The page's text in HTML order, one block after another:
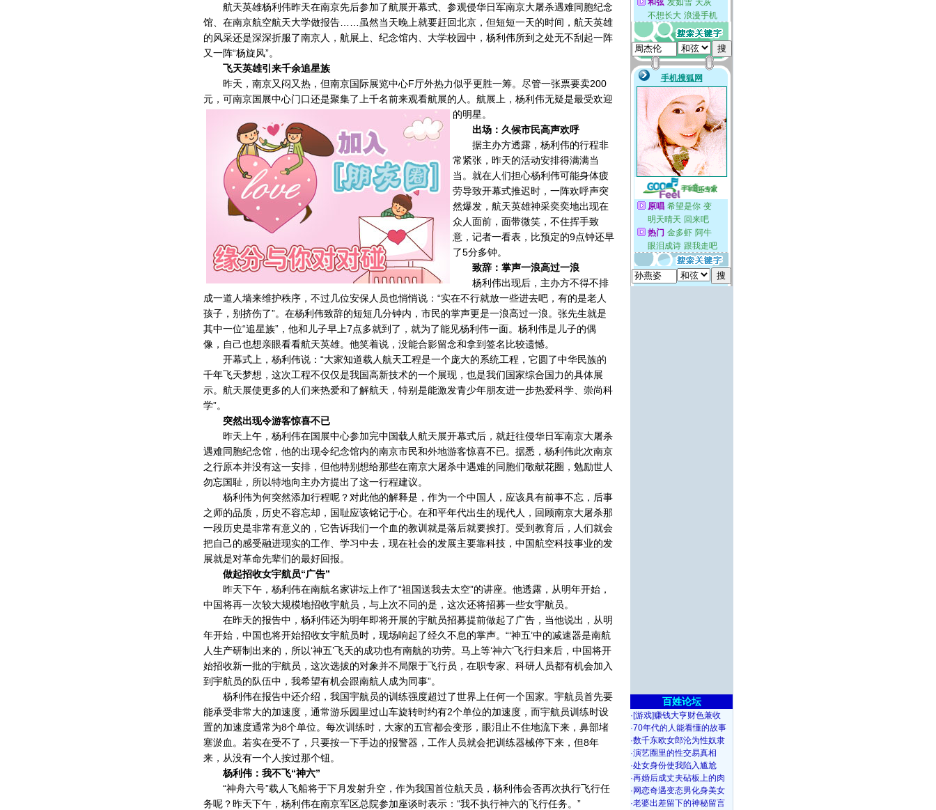
航天英雄杨利伟昨天在南京先后参加了航展开幕式、参观侵华日军南京大屠杀遇难同胞纪念
馆、在南京航空航天大学做报告……虽然当天晚上就要赶回北京，但短短一天的时间，航天英雄
的风采还是深深折服了南京人，航展上、纪念馆内、大学校园中，杨利伟所到之处无不刮起一阵
又一阵“杨旋风”。
飞天英雄引来千余追星族
昨天，南京又闷又热，但南京国际展览中心F厅外热力似乎更胜一筹。尽管一张票要卖200
元，可南京国展中心门口还是聚集了上千名前来观看航展的人。 航展上，杨利伟无疑是最受欢迎
的明星。
出场：久候市民高声欢呼
据主办方透露，杨利伟的行程非
常紧张，昨天的活动安排得满满当
当。就在人们担心杨利伟可能身体疲
劳导致开幕式推迟时，一阵欢呼声突
然爆发，航天英雄神采奕奕地出现在
众人面前，面带微笑，不住挥手致
意，记者一看表，比预定的9点钟还早
了5分多钟。
致辞：掌声一浪高过一浪
杨利伟出现后，主办方不得不排
成一道人墙来维护秩序，不过几位安保人员也悄悄说：“实在不行就放一些进去吧，有的是老人
孩子，别挤伤了”。在杨利伟致辞的短短几分钟内，市民的掌声更是一浪高过一浪。张先生就是
其中一位“追星族”，他和儿子早上7点多就到了，就为了能见杨利伟一面。杨利伟是儿子的偶
像，自己也想亲眼看看航天英雄。他笑着说，没能合影留念和拿到签名比较遗憾。
开幕式上，杨利伟说：“大家知道载人航天工程是一个庞大的系统工程，它圆了中华民族的
千年飞天梦想，这次工程不仅仅是我国高新技术的一个展现，也是我们国家综合国力的具体展
示。航天展使更多的人们来热爱和了解航天，特别是能激发青少年朋友进一步热爱科学、崇尚科
学”。
突然出现令游客惊喜不已
昨天上午，杨利伟在国展中心参加完中国载人航天展开幕式后，就赶往侵华日军南京大屠杀
遇难同胞纪念馆，他的出现令纪念馆内的南京市民和外地游客惊喜不已。据悉，杨利伟此次南京
之行原本并没有这一安排，但他特别想给那些在南京大屠杀中遇难的同胞们敬献花圈，勉励世人
勿忘国耻，所以特地向主办方提出了这一行程建议。
杨利伟为何突然添加行程呢？对此他的解释是，作为一个中国人，应该具有前事不忘，后事
之师的品质，历史不容忘却，国耻应该铭记于心。在和平年代出生的现代人，回顾南京大屠杀那
一段历史是非常有意义的，它告诉我们一个血的教训就是落后就要挨打。受到教育后，人们就会
把自己的感受融进现实的工作、学习中去，现在社会的发展主要靠科技，中国航空科技事业的发
展就是对革命先辈们的最好回报。
做起招收女宇航员“广告”
昨天下午，杨利伟在南航名家讲坛上作了“祖国送我去太空”的讲座。他透露，从明年开始，
中国将再一次较大规模地招收宇航员，与上次不同的是，这次还将招募一些女宇航员。
在昨天的报告中，杨利伟还为明年即将开展的宇航员招募提前做起了广告，当他说出，从明
年开始，中国也将开始招收女宇航员时，现场响起了经久不息的掌声。“‘神五’中的减速器是南航
人生产研制出来的，所以‘神五’飞天的成功也有南航的功劳。马上等‘神六’飞行归来后，中国将开
始招收新一批的宇航员，这次选拔的对象并不局限于飞行员，在职专家、科研人员都有机会加入
到宇航员的队伍中，我希望有机会跟南航人成为同事”。
杨利伟在报告中还介绍，我国宇航员的训练强度超过了世界上任何一个国家。宇航员首先要
能承受非常大的加速度，通常游乐园里过山车旋转时约有2个单位的加速度，而宇航员训练时设
置的加速度通常为8个单位。每次训练时，大家的五官都会变形，眼泪止不住地流下来，鼻部堵
塞淤血。若实在受不了，只要按一下手边的报警器，工作人员就会把训练器械停下来，但8年
来，从没有一个人按过那个钮。
杨利伟：我不飞“神六”
“神舟六号”载人飞船将于下月发射升空，作为我国首位航天员，杨利伟会否再次执行飞行任
务呢？昨天下午，杨利伟在南京军区总院参加座谈时表示：“我不执行神六的飞行任务。”
百姓论坛
· [游戏]赚钱大亨财色兼收
·70年代的人能看懂的故事
·数千东欧女郎沦为性奴隶
·演艺圈里的性交易真相
·处女身份使我陷入尴尬
·再婚后成丈夫砧板上的肉
· 网恋奇遇变态男化身美女
·老婆出差留下的神秘留言